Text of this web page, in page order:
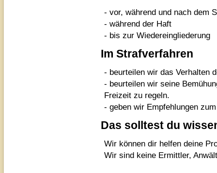
- vor, während und nach dem
- während der Haft
- bis zur Wiedereingliederung
Im Strafverfahren
- beurteilen wir das Verhalten
- beurteilen wir seine
Freizeit zu regeln.
- geben wir Empfehlungen
Das solltest du
Wir können dir helfen deine
Wir sind keine Ermittler,